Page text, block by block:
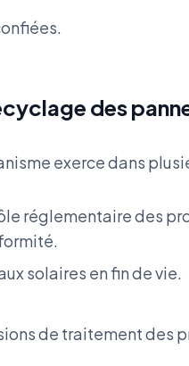
des
exerce dans
réglementaire des
solaires en fin de vie.
de traitement des